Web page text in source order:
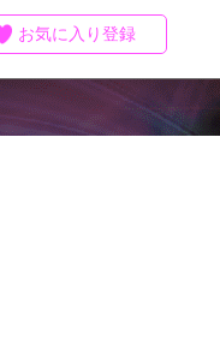
お気に入り登録